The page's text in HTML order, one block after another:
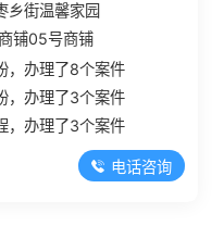
乡街温馨家园
铺05号商铺
，办理了8个案件
，办理了3个案件
，办理了3个案件
电话咨询